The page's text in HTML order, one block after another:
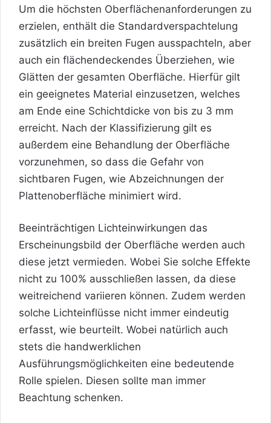
Um die höchsten Oberflächenanforderungen zu
erzielen, enthält die Standardverspachtelung
zusätzlich ein breiten Fugen ausspachteln, aber
auch ein flächendeckendes Überziehen, wie
Glätten der gesamten Oberfläche. Hierfür gilt
ein geeignetes Material einzusetzen, welches
am Ende eine Schichtdicke von bis zu 3 mm
erreicht. Nach der Klassifizierung gilt es
außerdem eine Behandlung der Oberfläche
vorzunehmen, so dass die Gefahr von
sichtbaren Fugen, wie Abzeichnungen der
Plattenoberfläche minimiert wird.
Beeinträchtigen Lichteinwirkungen das
Erscheinungsbild der Oberfläche werden auch
diese jetzt vermieden. Wobei Sie solche Effekte
nicht zu 100% ausschließen lassen, da diese
weitreichend variieren können. Zudem werden
solche Lichteinflüsse nicht immer eindeutig
erfasst, wie beurteilt. Wobei natürlich auch
stets die handwerklichen
Ausführungsmöglichkeiten eine bedeutende
Rolle spielen. Diesen sollte man immer
Beachtung schenken.